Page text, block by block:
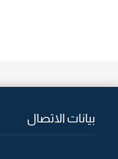
بيانات الاتصال